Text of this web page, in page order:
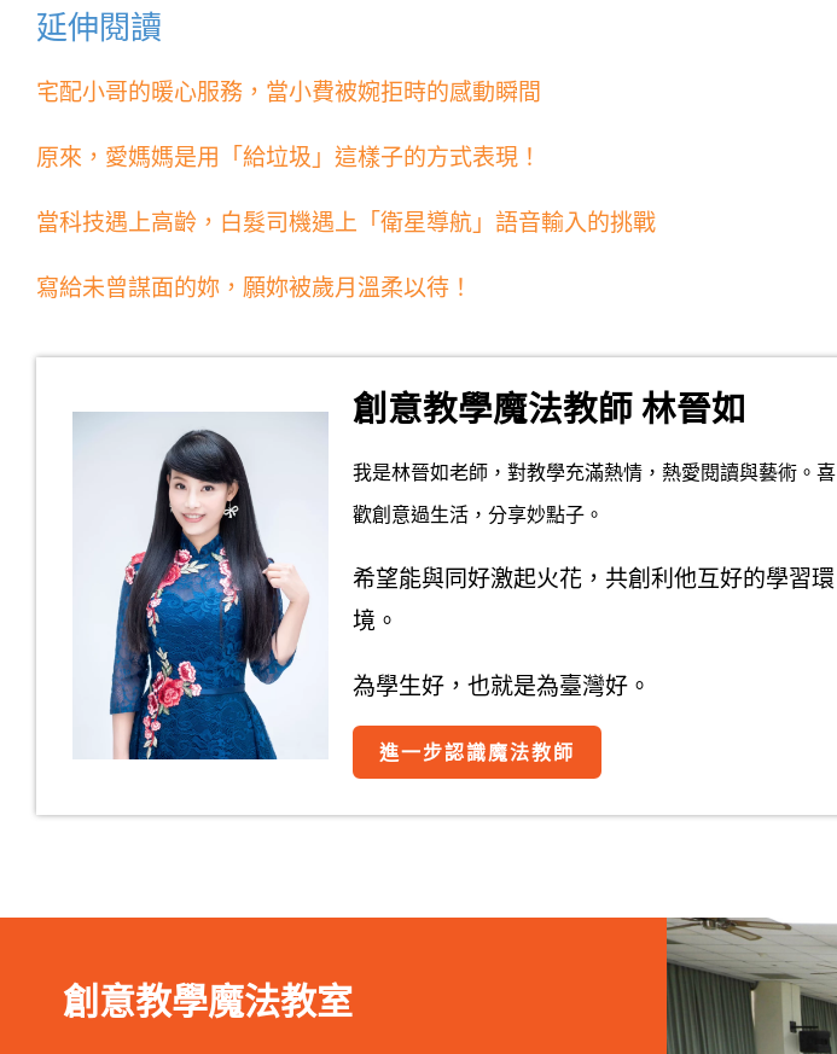
延伸閱讀
宅配小哥的暖心服務，當小費被婉拒時的感動瞬間
原來，愛媽媽是用「給垃圾」這樣子的方式表現！
當科技遇上高齡，白髮司機遇上「衛星導航」語音輸入的挑戰
寫給未曾謀面的妳，願妳被歲月溫柔以待！
創意教學魔法教師 林晉如
我是林晉如老師，對教學充滿熱情，熱愛閱讀與藝術。喜
歡創意過生活，分享妙點子。
希望能與同好激起火花，共創利他互好的學習環
境。
為學生好，也就是為臺灣好。
進一步認識魔法教師
創意教學魔法教室